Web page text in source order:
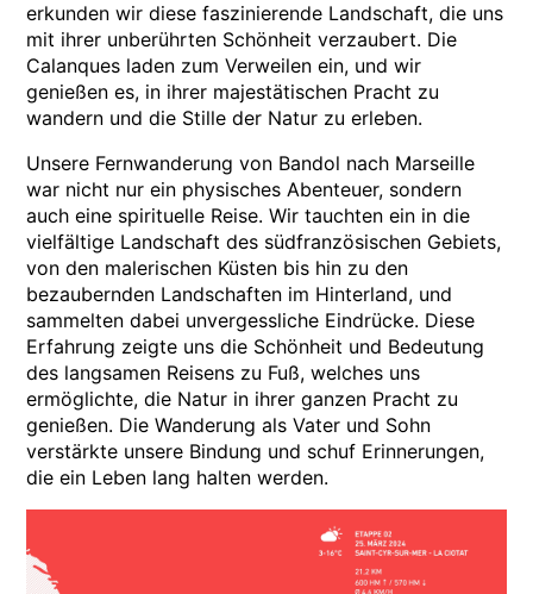
erkunden wir diese faszinierende Landschaft, die uns
mit ihrer unberührten Schönheit verzaubert. Die
Calanques laden zum Verweilen ein, und wir
genießen es, in ihrer majestätischen Pracht zu
wandern und die Stille der Natur zu erleben.
Unsere Fernwanderung von Bandol nach Marseille
war nicht nur ein physisches Abenteuer, sondern
auch eine spirituelle Reise. Wir tauchten ein in die
vielfältige Landschaft des südfranzösischen Gebiets,
von den malerischen Küsten bis hin zu den
bezaubernden Landschaften im Hinterland, und
sammelten dabei unvergessliche Eindrücke. Diese
Erfahrung zeigte uns die Schönheit und Bedeutung
des langsamen Reisens zu Fuß, welches uns
ermöglichte, die Natur in ihrer ganzen Pracht zu
genießen. Die Wanderung als Vater und Sohn
verstärkte unsere Bindung und schuf Erinnerungen,
die ein Leben lang halten werden.